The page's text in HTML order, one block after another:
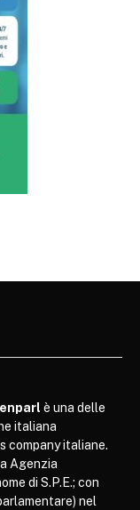
è una delle
italiana
company italiane.
Agenzia
di S.P.E.; con
nel